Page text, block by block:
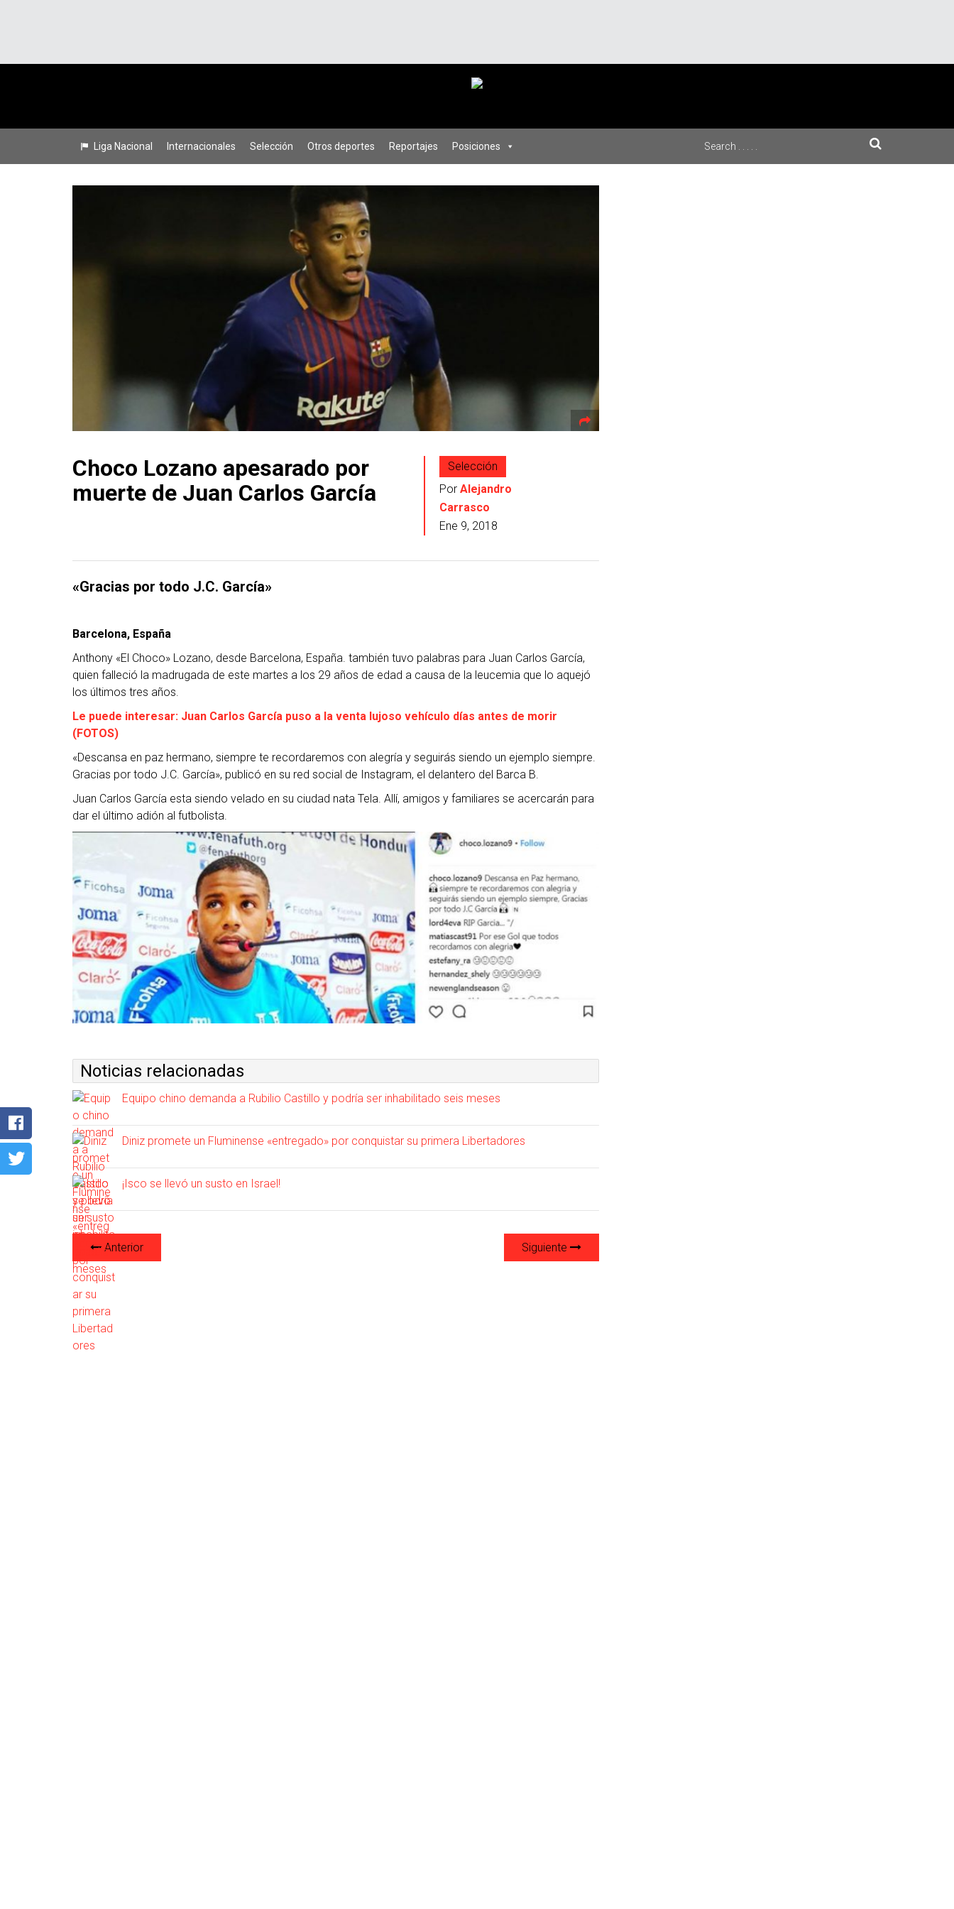
Liga Nacional Internacionales Selección Otros deportes Reportajes Posiciones
Choco Lozano apesarado por
muerte de Juan Carlos García
Selección
Por Alejandro
Carrasco
Ene 9, 2018
«Gracias por todo J.C. García»
Barcelona, España
Anthony «El Choco» Lozano, desde Barcelona, España. también tuvo palabras para Juan Carlos García,
quien falleció la madrugada de este martes a los 29 años de edad a causa de la leucemia que lo aquejó
los últimos tres años.
Le puede interesar: Juan Carlos García puso a la venta lujoso vehículo días antes de morir
(FOTOS)
«Descansa en paz hermano, siempre te recordaremos con alegría y seguirás siendo un ejemplo siempre.
Gracias por todo J.C. García», publicó en su red social de Instagram, el delantero del Barca B.
Juan Carlos García esta siendo velado en su ciudad nata Tela. Allí, amigos y familiares se acercarán para
dar el último adión al futbolista.
Noticias relacionadas
Equipo chino demanda a Rubilio Castillo y podría ser inhabilitado seis meses
Diniz promete un Fluminense «entregado» por conquistar su primera Libertadores
¡Isco se llevó un susto en Israel!
Anterior Siguiente